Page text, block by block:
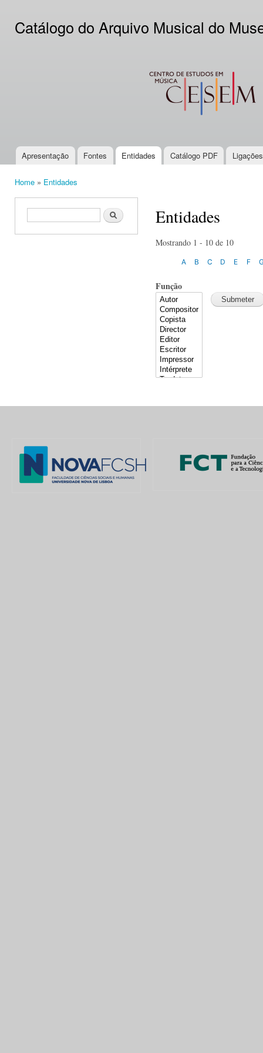
Catálogo do Arquivo Musical do
CESEM
Main menu
Apresentação Fontes Entidades Catálogo PDF
Home » Entidades
Search form Search Entidades
Mostrando 1 - 10 de 10
A B C D E F
Função